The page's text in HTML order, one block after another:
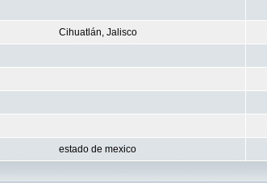
Cihuatlán, Jalisco
estado de mexico